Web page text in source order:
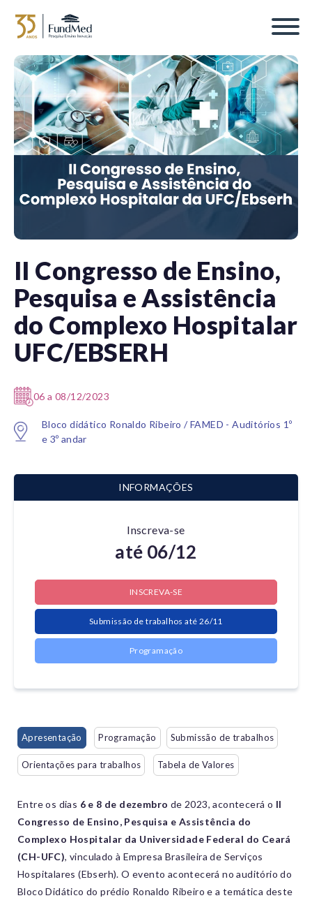
II Congresso de Ensino,
Pesquisa e Assistência
do Complexo Hospitalar
UFC/EBSERH
06 a 08/12/2023
Bloco didático Ronaldo Ribeiro / FAMED - Auditórios 1º
e 3º andar
INFORMAÇÕES
Inscreva-se
até 06/12
INSCREVA-SE
Submissão de trabalhos até 26/11
Programação
Apresentação Programação Submissão de trabalhos
Orientações para trabalhos Tabela de Valores
Entre os dias 6 e 8 de dezembro de 2023, acontecerá o II
Congresso de Ensino, Pesquisa e Assistência do
Complexo Hospitalar da Universidade Federal do Ceará
(CH-UFC), vinculado à Empresa Brasileira de Serviços
Hospitalares (Ebserh). O evento acontecerá no auditório do
Bloco Didático do prédio Ronaldo Ribeiro e a temática deste